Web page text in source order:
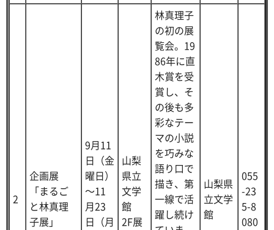
2
企画展
「まるご
と林真理
子展」
9月11
日（金
曜日）
～11
月23
日（月
山梨
県立
文学
館
2F展
林真理子
の初の展
覧会。19
86年に直
木賞を受
賞し、そ
の後も多
彩なテー
マの小説
を巧みな
語り口で
描き、第
一線で活
躍し続け
山梨県
立文学
館
055
-23
5-8
080